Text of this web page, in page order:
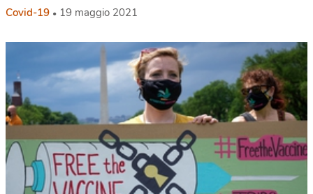
Covid-19 19 maggio 2021